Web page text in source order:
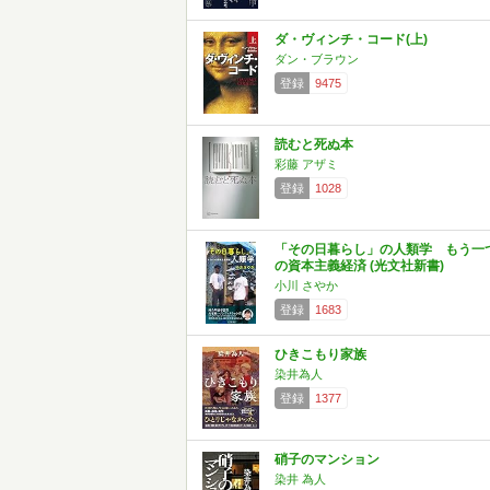
ダ・ヴィンチ・コード(上)
ダン・ブラウン
登録
9475
読むと死ぬ本
彩藤 アザミ
登録
1028
「その日暮らし」の人類学 もう一
の資本主義経済 (光文社新書)
小川 さやか
登録
1683
ひきこもり家族
染井為人
登録
1377
硝子のマンション
染井 為人